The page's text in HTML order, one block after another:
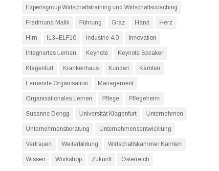
Expertsgroup Wirtschaftstraining und Wirtschaftscoaching
Fredmund Malik Führung Graz Hand Herz
Hirn IL3=ELF10 Industrie 4.0 Innovation
Integriertes Lernen Keynote Keynote Speaker
Klagenfurt Krankenhaus Kunden Kärnten
Lernende Organisation Management
Organisationales Lernen Pflege Pflegeheim
Susanne Dengg Universität Klagenfurt Unternehmen
Unternehmensberatung Unternehmensentwicklung
Vertrauen Weiterbildung Wirtschaftskammer Kärnten
Wissen Workshop Zukunft Österreich